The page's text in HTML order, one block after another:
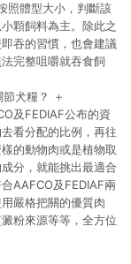
照體型大小，判斷該
顆飼料為主。除此之
吞的習慣，也會建議
完整咀嚼就吞食飼
犬糧？
＋
及FEDIAF公布的資
看分配的比例，再往
的動物肉或是植物取
分，就能挑出最適合
AAFCO及FEDIAF兩
嚴格把關的優質肉
粉來源等等，全方位